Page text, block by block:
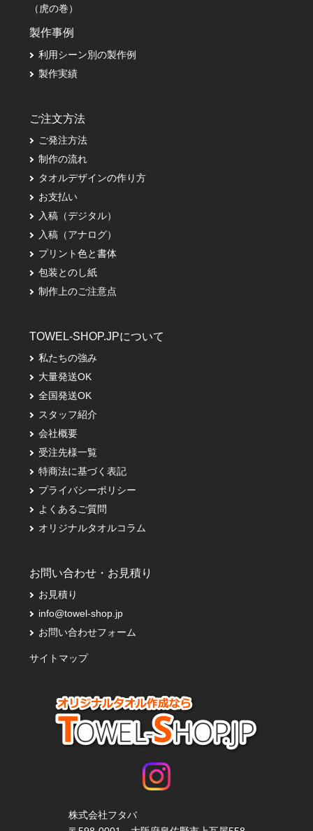
（虎の巻）
製作事例
利用シーン別の製作例
製作実績
ご注文方法
ご発注方法
制作の流れ
タオルデザインの作り方
お支払い
入稿（デジタル）
入稿（アナログ）
プリント色と書体
包装とのし紙
制作上のご注意点
TOWEL-SHOP.JPについて
私たちの強み
大量発送OK
全国発送OK
スタッフ紹介
会社概要
受注先様一覧
特商法に基づく表記
プライバシーポリシー
よくあるご質問
オリジナルタオルコラム
お問い合わせ・お見積り
お見積り
info@towel-shop.jp
お問い合わせフォーム
サイトマップ
株式会社フタバ